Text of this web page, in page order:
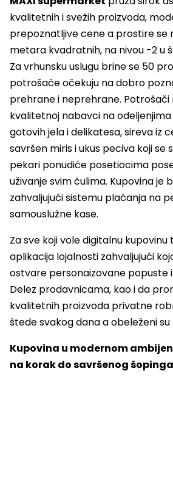
kvalitetnih i svežih proizvoda,
prepoznatljive cene a prostire se
metara kvadratnih, na nivou -2 u
Za vrhunsku uslugu brine se 50
potrošače očekuju na dobro
prehrane i neprehrane. Potrošači
kvalitetnoj nabavci na
gotovih jela i delikatesa, sireva iz
savršen miris i ukus peciva koji se
pekari ponudiće posetiocima
uživanje svim čulima. Kupovina je
zahvaljujući sistemu plaćanja na
samouslužne kase.
Za sve koji vole digitalnu kupovinu
aplikacija lojalnosti zahvaljujući
ostvare personaizovane popuste
Delez prodavnicama, kao i da
kvalitetnih proizvoda privatne
štede svakog dana a obeleženi
Kupovina u modernom
na korak do savršenog šopinga